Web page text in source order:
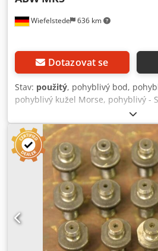
Wiefelstede 636 km
Dotazovat se
Stav: použitý, pohyblivý bod,
pohyblivý kužel Morse, pohyblivý -
hrot hlavně: namontovaný na
Počet: Dostupné 2x hroty - Cena:
Dedpjc S D H Asfx Al Tock